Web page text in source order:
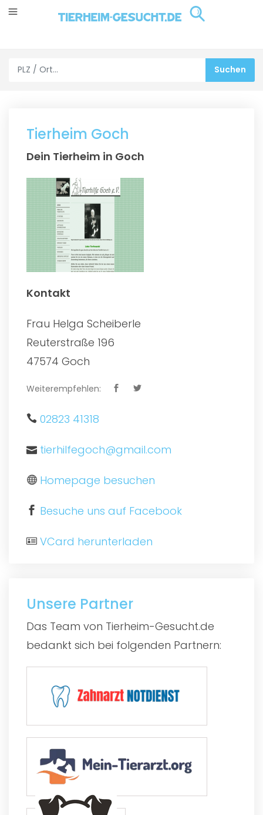
Tierheim Goch
Dein Tierheim in Goch
Kontakt
Frau Helga Scheiberle
Reuterstraße 196
47574 Goch
Weiterempfehlen:
02823 41318
tierhilfegoch@gmail.com
Homepage besuchen
Besuche uns auf Facebook
VCard herunterladen
Unsere Partner
Das Team von Tierheim-Gesucht.de
bedankt sich bei folgenden Partnern: